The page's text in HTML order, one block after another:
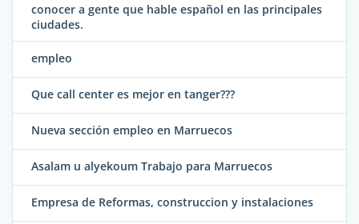
conocer a gente que hable español en las principales
ciudades.
empleo
Que call center es mejor en tanger???
Nueva sección empleo en Marruecos
Asalam u alyekoum Trabajo para Marruecos
Empresa de Reformas, construccion y instalaciones